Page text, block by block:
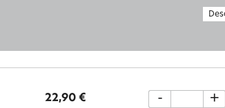
22,90 € - +